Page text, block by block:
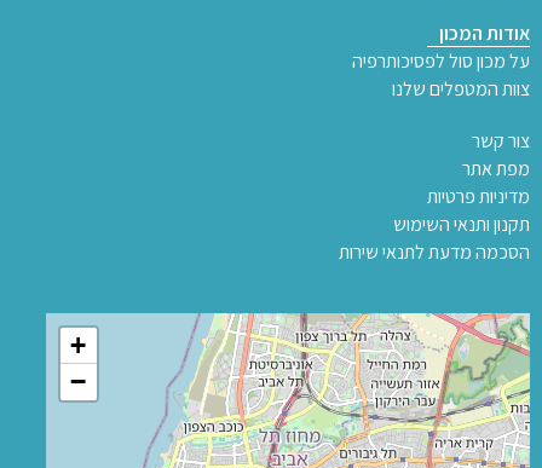
אודות המכון
על מכון סול לפסיכותרפיה
צוות המטפלים שלנו
צור קשר
מפת אתר
מדיניות פרטיות
תקנון ותנאי השימוש
הסכמה מדעת לתנאי שירות
+
−